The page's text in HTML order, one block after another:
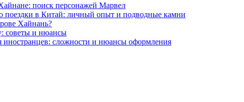
поиск персонажей Марвел
поездки в Китай: личный опыт и подводные камни
Хайнань?
советы и нюансы
иностранцев: сложности и нюансы оформления